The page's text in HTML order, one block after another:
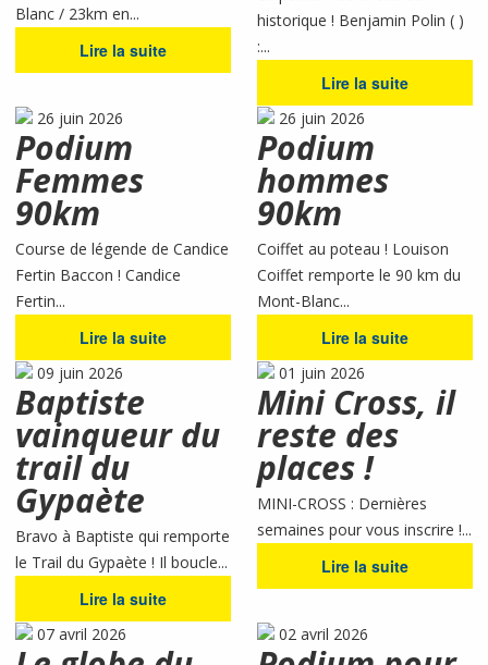
Blanc / 23km en...
Lire la suite
historique ! Benjamin Polin ( )
:...
Lire la suite
26 juin 2026
Podium
Femmes
90km
Course de légende de Candice
Fertin Baccon ! Candice
Fertin...
Lire la suite
26 juin 2026
Podium
hommes
90km
Coiffet au poteau ! Louison
Coiffet remporte le 90 km du
Mont-Blanc...
Lire la suite
09 juin 2026
Baptiste
vainqueur du
trail du
Gypaète
Bravo à Baptiste qui remporte
le Trail du Gypaète ! Il boucle...
Lire la suite
01 juin 2026
Mini Cross, il
reste des
places !
MINI-CROSS : Dernières
semaines pour vous inscrire !...
Lire la suite
07 avril 2026 02 avril 2026